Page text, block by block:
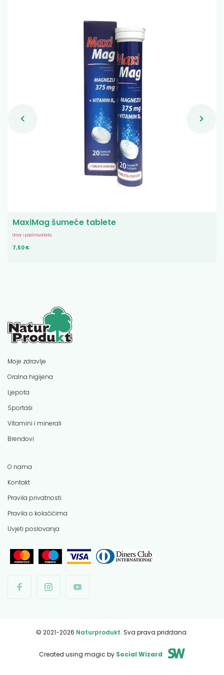
MaxiMag šumeće tablete
Umor i pad imuniteta
7,50 €
Moje zdravlje
Oralna higijena
Ljepota
Sportaši
Vitamini i minerali
Brendovi
O nama
Kontakt
Pravila privatnosti
Pravila o kolačićima
Uvjeti poslovanja
© 2021-2026 Naturprodukt. Sva prava pridržana.
Created using magic by Social Wizard